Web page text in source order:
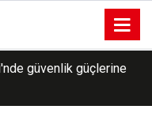
güvenlik güçlerine